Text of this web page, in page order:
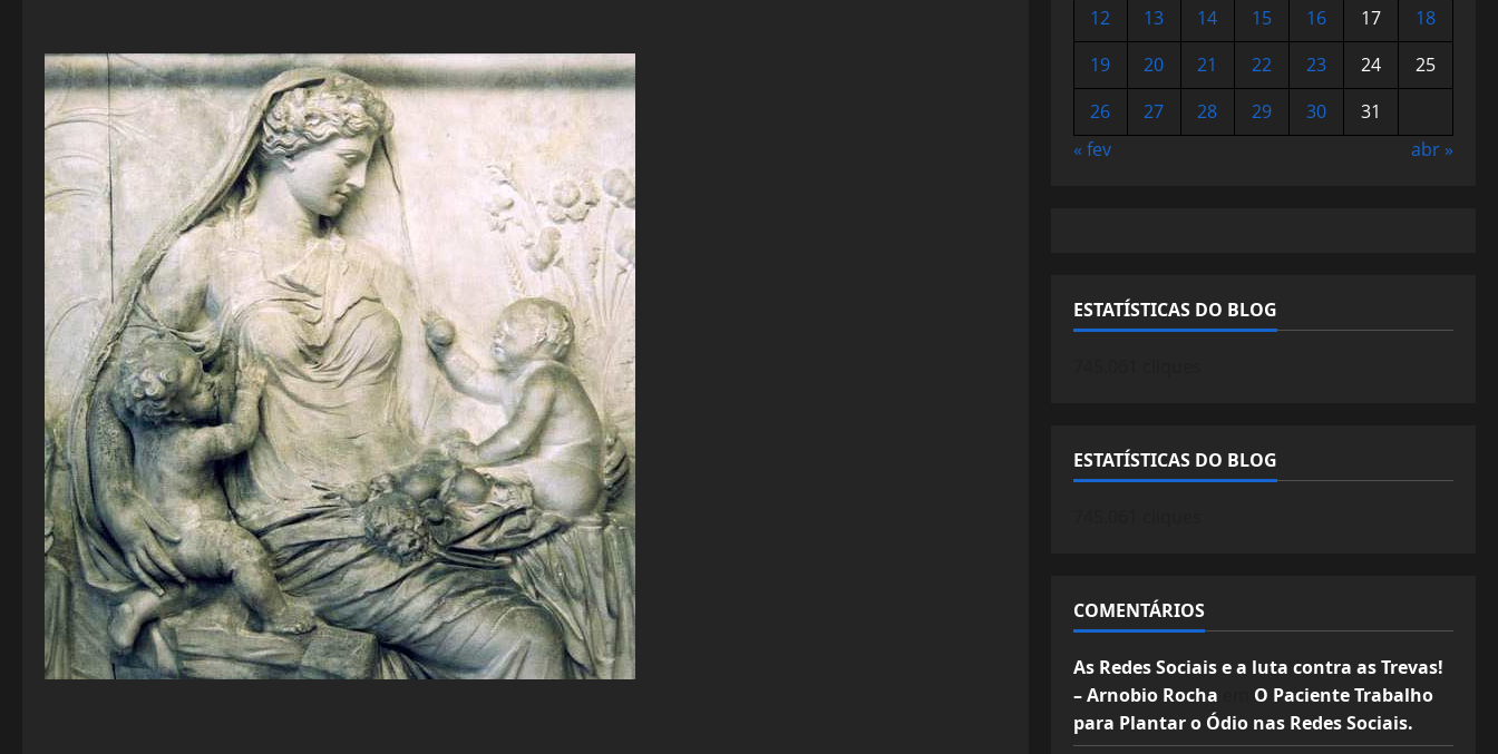
12
13 14 15 16 17
18
19
20 21 22 23 24
25
26
27 28 29 30
31
« fev
abr »
ESTATÍSTICAS DO BLOG
ESTATÍSTICAS DO BLOG
COMENTÁRIOS
As Redes Sociais e a luta contra as Trevas!
– Arnobio Rocha
O Paciente Trabalho
para Plantar o Ódio nas Redes Sociais.